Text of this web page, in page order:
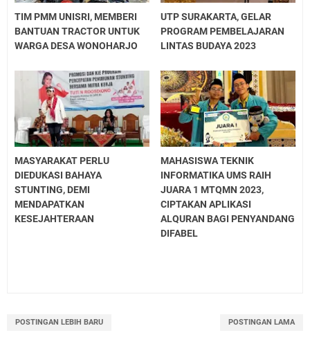
TIM PMM UNISRI, MEMBERI
BANTUAN TRACTOR UNTUK
WARGA DESA WONOHARJO
UTP SURAKARTA, GELAR
PROGRAM PEMBELAJARAN
LINTAS BUDAYA 2023
MASYARAKAT PERLU
DIEDUKASI BAHAYA
STUNTING, DEMI
MENDAPATKAN
KESEJAHTERAAN
MAHASISWA TEKNIK
INFORMATIKA UMS RAIH
JUARA 1 MTQMN 2023,
CIPTAKAN APLIKASI
ALQURAN BAGI PENYANDANG
DIFABEL
POSTINGAN LEBIH BARU POSTINGAN LAMA